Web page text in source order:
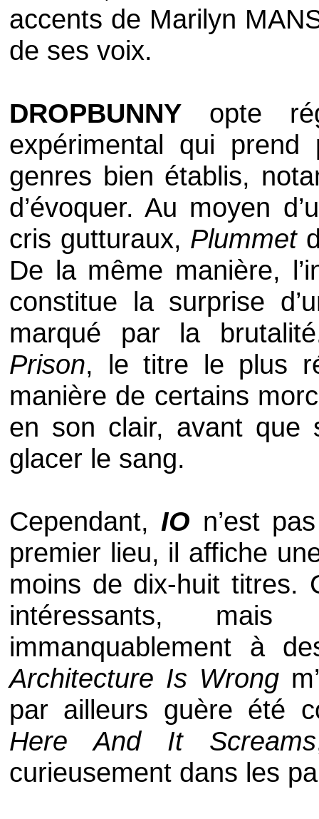
accents de Marilyn
de ses voix.
DROPBUNNY opte
expérimental qui
genres bien établis,
d’évoquer. Au moyen
cris gutturaux, Plummet
De la même manière,
constitue la surprise
marqué par la
Prison, le titre le plus
manière de certains
en son clair, avant que
glacer le sang.
Cependant, IO n’est
premier lieu, il affiche
moins de dix-huit titres.
intéressants,
immanquablement à
Architecture Is Wrong
par ailleurs guère été
Here And It Screams
curieusement dans les